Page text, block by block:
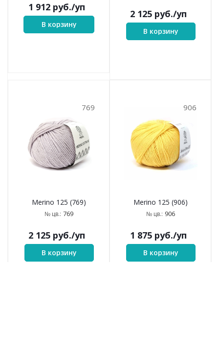
1 912руб./уп
В корзину
2 125руб./уп
В корзину
769
Merino 125 (769)
№ цв.: 769
2 125руб./уп
В корзину
906
Merino 125 (906)
№ цв.: 906
1 875руб./уп
В корзину